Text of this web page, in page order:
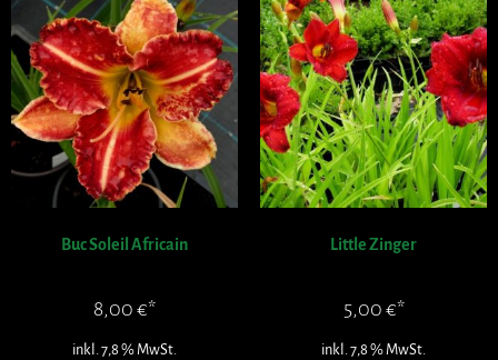
Buc Soleil Africain
8,00 €
inkl. 7,8 % MwSt.
Little Zinger
5,00 €
inkl. 7,8 % MwSt.